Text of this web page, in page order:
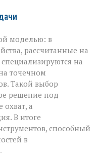
моделью: в
рассчитанные на
на
точечном
Такой выбор
решение под
охват, а
В итоге
способный
в